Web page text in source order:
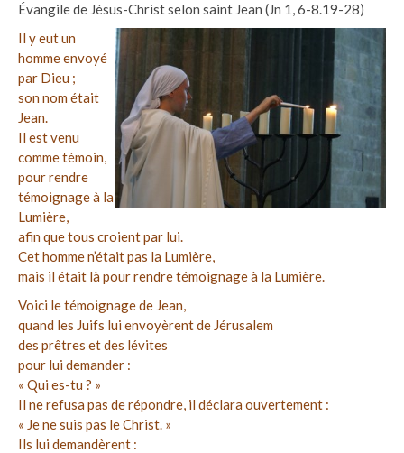
Évangile de Jésus-Christ selon saint Jean (Jn 1, 6-8.19-28)
Il y eut un
homme envoyé
par Dieu ;
son nom était
Jean.
Il est venu
comme témoin,
pour rendre
témoignage à la
Lumière,
afin que tous croient par lui.
Cet homme n’était pas la Lumière,
mais il était là pour rendre témoignage à la Lumière.
Voici le témoignage de Jean,
quand les Juifs lui envoyèrent de Jérusalem
des prêtres et des lévites
pour lui demander :
« Qui es-tu ? »
Il ne refusa pas de répondre, il déclara ouvertement :
« Je ne suis pas le Christ. »
Ils lui demandèrent :